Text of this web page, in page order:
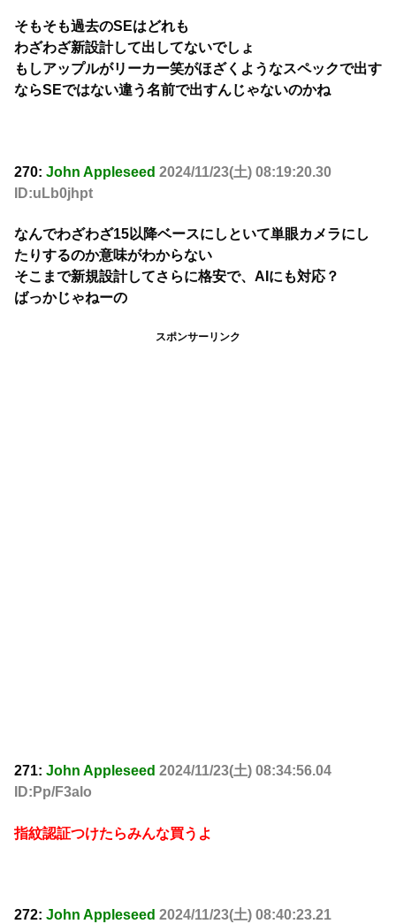
そもそも過去のSEはどれも
わざわざ新設計して出してないでしょ
もしアップルがリーカー笑がほざくようなスペックで出す
ならSEではない違う名前で出すんじゃないのかね
270: John Appleseed 2024/11/23(土) 08:19:20.30
ID:uLb0jhpt
なんでわざわざ15以降ベースにしといて単眼カメラにし
たりするのか意味がわからない
そこまで新規設計してさらに格安で、AIにも対応？
ばっかじゃねーの
スポンサーリンク
271: John Appleseed 2024/11/23(土) 08:34:56.04
ID:Pp/F3alo
指紋認証つけたらみんな買うよ
272: John Appleseed 2024/11/23(土) 08:40:23.21